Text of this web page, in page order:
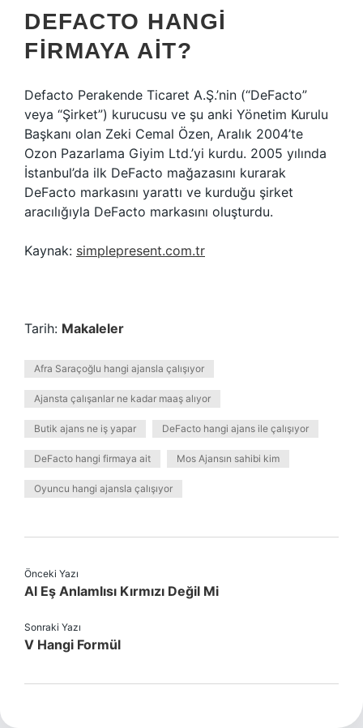
DEFACTO HANGI
FIRMAYA AIT?
Defacto Perakende Ticaret A.Ş.’nin (“DeFacto”
veya “Şirket”) kurucusu ve şu anki Yönetim Kurulu
Başkanı olan Zeki Cemal Özen, Aralık 2004’te
Ozon Pazarlama Giyim Ltd.’yi kurdu. 2005 yılında
İstanbul’da ilk DeFacto mağazasını kurarak
DeFacto markasını yarattı ve kurduğu şirket
aracılığıyla DeFacto markasını oluşturdu.
Kaynak: simplepresent.com.tr
Tarih: Makaleler
Afra Saraçoğlu hangi ajansla çalışıyor
Ajansta çalışanlar ne kadar maaş alıyor
Butik ajans ne iş yapar DeFacto hangi ajans ile çalışıyor
DeFacto hangi firmaya ait Mos Ajansın sahibi kim
Oyuncu hangi ajansla çalışıyor
Önceki Yazı
Al Eş Anlamlısı Kırmızı Değil Mi
Sonraki Yazı
V Hangi Formül